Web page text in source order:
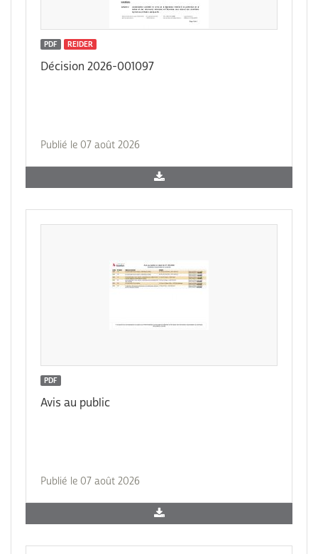
PDF REIDER
Décision 2026-001097
Publié le 07 août 2026
PDF
Avis au public
Publié le 07 août 2026